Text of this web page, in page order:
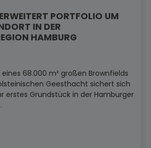
PORTFOLIO UM
IN DER
HAMBURG
68.000 m² großen Brownfields
Geesthacht sichert sich
erstes Grundstück in der Hamburger